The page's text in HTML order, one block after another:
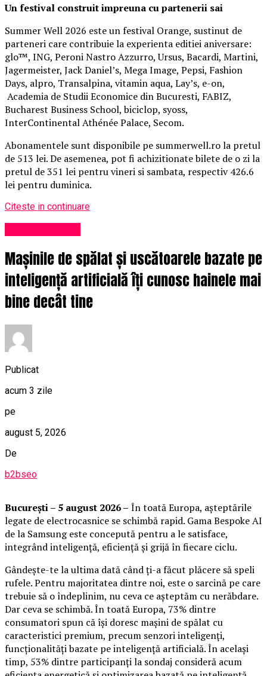
Un festival construitimpreuna cu partenerii sai
Summer Well 2026 este un festival Orange, sustinut de
parteneri care contribuie la experienta editiei aniversare:
glo™, ING, Peroni Nastro Azzurro, Ursus, Bacardi, Martini,
Jagermeister, Jack Daniel’s, Mega Image, Pepsi, Fashion
Days, alpro, Transalpina, vitamin aqua, Lay’s, e-on,
Academia de Studii Economice din Bucuresti, FABIZ,
Bucharest Business School, biciclop, syoss,
InterContinental Athénée Palace, Secom.
Abonamentele sunt disponibile pe summerwell.ro la pretul
de 513 lei. De asemenea, pot fi achizitionate bilete de o zi la
pretul de 351 lei pentru vineri si sambata, respectiv 426.6
lei pentru duminica.
Citeste in continuare
Mașinile de spălat și uscătoarele bazate pe
inteligență artificială îți cunosc hainele mai
bine decât tine
Publicat
acum 3 zile
pe
august 5, 2026
De
b2bseo
București – 5 august 2026 – În toată Europa, așteptările
legate de electrocasnice se schimbă rapid. Gama Bespoke AI
de la Samsung este concepută pentru a le satisface,
integrând inteligență, eficiență și grijă în fiecare ciclu.
Gândește-te la ultima dată când ți-a făcut plăcere să speli
rufele. Pentru majoritatea dintre noi, este o sarcină pe care
trebuie să o îndeplinim, nu ceva ce așteptăm cu nerăbdare.
Dar ceva se schimbă. În toată Europa, 73% dintre
consumatori spun că își doresc mașini de spălat cu
caracteristici premium, precum senzori inteligenți,
funcționalități bazate pe inteligență artificială. În același
timp, 53% dintre participanți la sondaj consideră acum